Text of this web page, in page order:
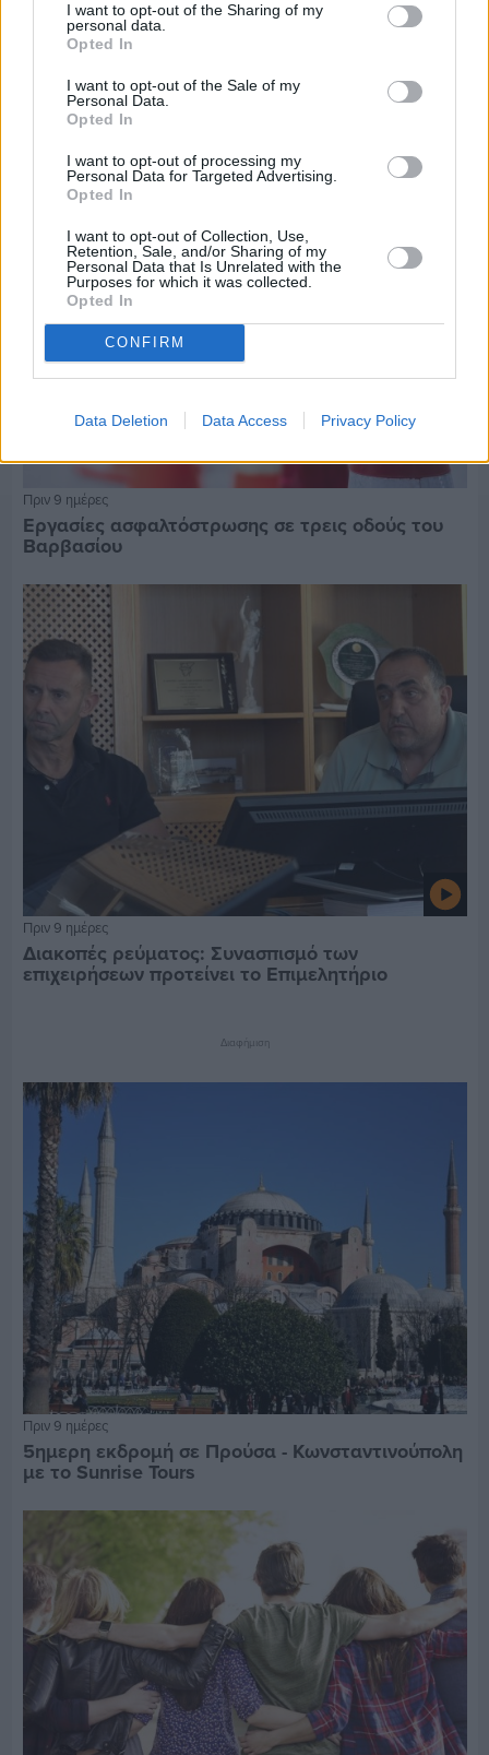
I want to opt-out of the Sharing of my
personal data.
Opted In
I want to opt-out of the Sale of my
Personal Data.
Opted In
I want to opt-out of processing my
Personal Data for Targeted Advertising.
Opted In
I want to opt-out of Collection, Use,
Retention, Sale, and/or Sharing of my
Personal Data that Is Unrelated with the
Purposes for which it was collected.
Opted In
CONFIRM
Data Deletion Data Access Privacy Policy
Τρίτος στη σφαιροβολία στη διεθνή συνάντηση
Ελλάδας–Κύπρου Κ18 ο Δημήτρης Τέλλιος
Πριν 9 ημέρες
Εργασίες ασφαλτόστρωσης σε τρεις οδούς του
Βαρβασίου
Πριν 9 ημέρες
Διακοπές ρεύματος: Συνασπισμό των
επιχειρήσεων προτείνει το Επιμελητήριο
Διαφήμιση
Πριν 9 ημέρες
5ημερη εκδρομή σε Προύσα - Κωνσταντινούπολη
με το Sunrise Tours